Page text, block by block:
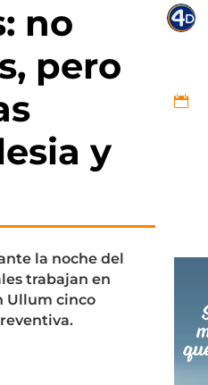
no
pero
y

la noche del
trabajan en
Ullum cinco